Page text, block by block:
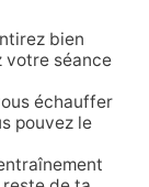
bien
votre séance
échauffer
pouvez le